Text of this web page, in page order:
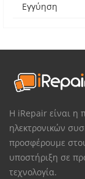
Εγγύηση
Η iRepair είναι η
ηλεκτρονικών
προσφέρουμε
υποστήριξη σε
τεχνολογία.